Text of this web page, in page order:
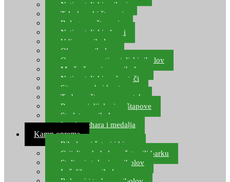
Natjecateljski najloni
Teleskopski štapovi
Bolognese štapovi
Natjecateljski plovci
Udice za ribolov
Olovo za ribolov
Oprema za natjecateljski ribolov
Mreže čuvarice za ribolov
Natjecateljski podmetači
Sito, posude i kante
Torbe za štapove – match
Rezervni dijelovi za štapove
Starlete za ribolov
Izrada pehara i medalja
Kamp oprema
Ribolovni šatori i bivvy
Grijalice, kuhala za šator ili barku
Stolice i stolovi za ribolov
Ležaljke za ribolov